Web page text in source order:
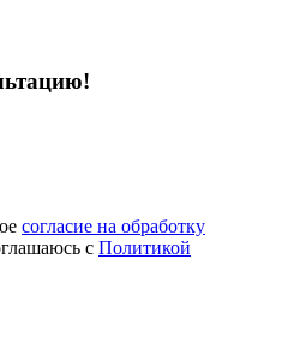
согласие на обработку
c Политикой